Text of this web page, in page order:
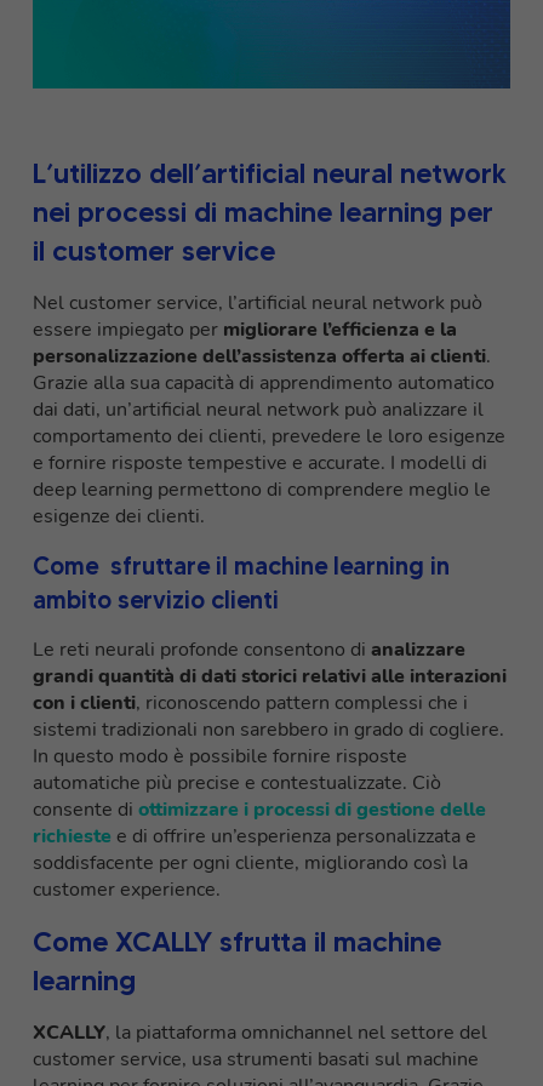
L’utilizzo dell’artificial neural network
nei processi di machine learning per
il customer service
Nel customer service, l’artificial neural network può
essere impiegato per migliorare l’efficienza e la
personalizzazione dell’assistenza offerta ai clienti.
Grazie alla sua capacità di apprendimento automatico
dai dati, un’artificial neural network può analizzare il
comportamento dei clienti, prevedere le loro esigenze
e fornire risposte tempestive e accurate. I modelli di
deep learning permettono di comprendere meglio le
esigenze dei clienti.
Come sfruttare il machine learning in
ambito servizio clienti
Le reti neurali profonde consentono di analizzare
grandi quantità di dati storici relativi alle interazioni
con i clienti, riconoscendo pattern complessi che i
sistemi tradizionali non sarebbero in grado di cogliere.
In questo modo è possibile fornire risposte
automatiche più precise e contestualizzate. Ciò
consente di ottimizzare i processi di gestione delle
richieste e di offrire un’esperienza personalizzata e
soddisfacente per ogni cliente, migliorando così la
customer experience.
Come XCALLY sfrutta il machine
learning
XCALLY, la piattaforma omnichannel nel settore del
customer service, usa strumenti basati sul machine